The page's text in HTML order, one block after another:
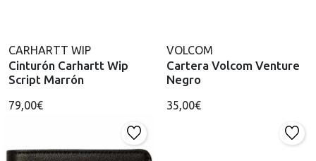
CARHARTT WIP
Cinturón Carhartt Wip
Script Marrón
79,00€
VOLCOM
Cartera Volcom Venture
Negro
35,00€